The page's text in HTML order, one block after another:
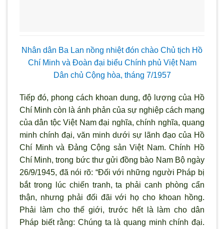
Nhân dân Ba Lan nồng nhiệt đón chào Chủ tịch Hồ
Chí Minh và Đoàn đại biểu Chính phủ Việt Nam
Dân chủ Cộng hòa, tháng 7/1957
Tiếp đó, phong cách khoan dung, độ lượng của Hồ
Chí Minh còn là ánh phản của sự nghiệp cách mạng
của dân tộc Việt Nam đại nghĩa, chính nghĩa, quang
minh chính đại, văn minh dưới sự lãnh đạo của Hồ
Chí Minh và Đảng Cộng sản Việt Nam. Chính Hồ
Chí Minh, trong bức thư gửi đồng bào Nam Bộ ngày
26/9/1945, đã nói rõ: “Đối với những người Pháp bị
bắt trong lúc chiến tranh, ta phải canh phòng cẩn
thận, nhưng phải đối đãi với họ cho khoan hồng.
Phải làm cho thế giới, trước hết là làm cho dân
Pháp biết rằng: Chúng ta là quang minh chính đại.